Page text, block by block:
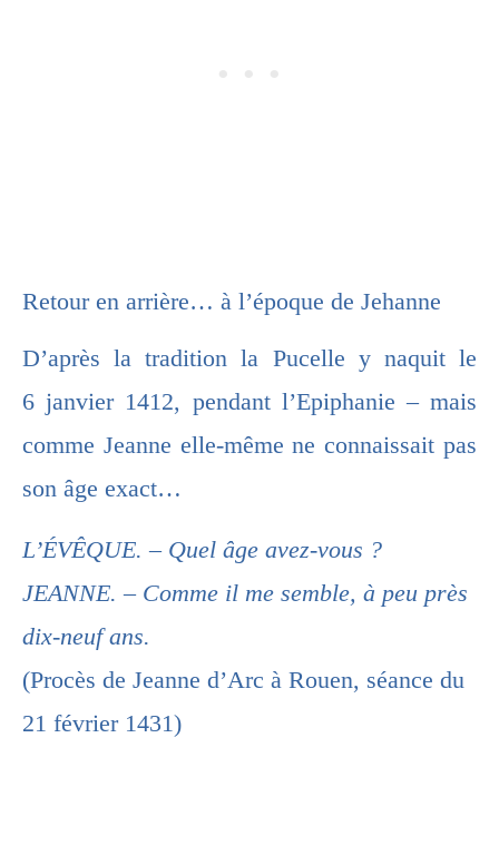
Retour en arrière… à l’époque de Jehanne
D’après la tradition la Pucelle y naquit le
6 janvier 1412, pendant l’Epiphanie – mais
comme Jeanne elle-même ne connaissait pas
son âge exact…
L’ÉVÊQUE. – Quel âge avez-vous ?
JEANNE. – Comme il me semble, à peu près
dix-neuf ans.
(Procès de Jeanne d’Arc à Rouen, séance du
21 février 1431)